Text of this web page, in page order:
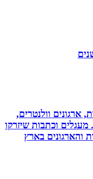
וולנטרים,
וכתבות שיזרקו
בארץ